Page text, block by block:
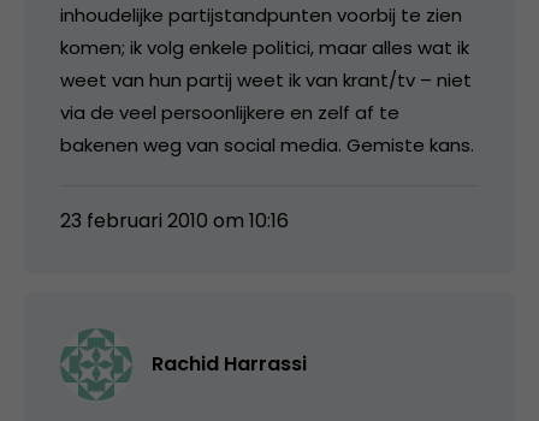
inhoudelijke partijstandpunten voorbij te zien
komen; ik volg enkele politici, maar alles wat ik
weet van hun partij weet ik van krant/tv – niet
via de veel persoonlijkere en zelf af te
bakenen weg van social media. Gemiste kans.
23 februari 2010 om 10:16
Rachid Harrassi